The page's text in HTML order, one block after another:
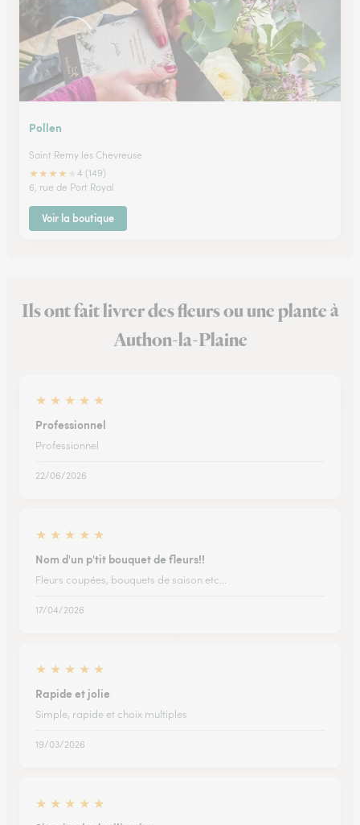
Pollen
Saint Remy les Chevreuse
★★★★
4 (149)
6, rue de Port Royal
Voir la boutique
Ils ont fait livrer des fleurs ou une plante à
Authon-la-Plaine
★ ★ ★ ★ ★
Professionnel
Professionnel
22/06/2026
★ ★ ★ ★ ★
Nom d'un p'tit bouquet de fleurs!!
Fleurs coupées, bouquets de saison etc...
17/04/2026
★ ★ ★ ★ ★
Rapide et jolie
Simple, rapide et choix multiples
19/03/2026
★ ★ ★ ★ ★